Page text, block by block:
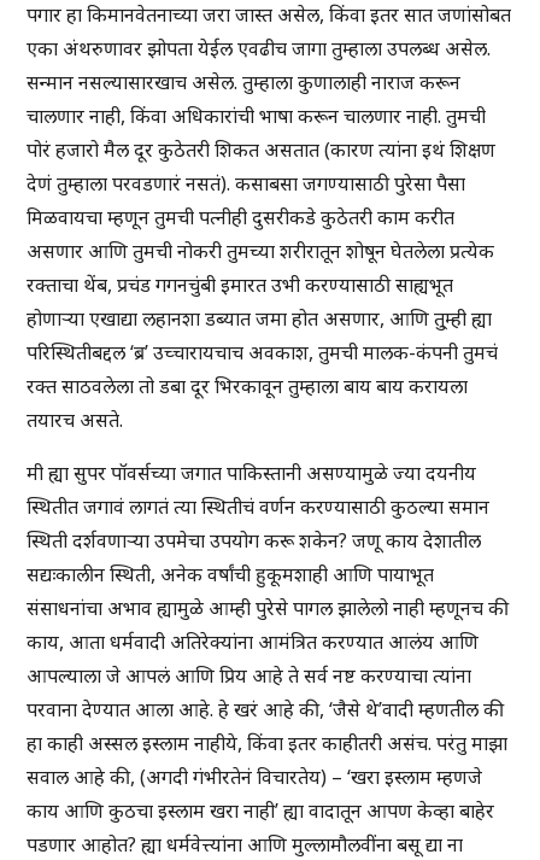
पगार हा किमानवेतनाच्या जरा जास्त असेल, किंवा इतर सात जणांसोबत
एका अंथरुणावर झोपता येईल एवढीच जागा तुम्हाला उपलब्ध असेल.
सन्मान नसल्यासारखाच असेल. तुम्हाला कुणालाही नाराज करून
चालणार नाही, किंवा अधिकारांची भाषा करून चालणार नाही. तुमची
पोरं हजारो मैल दूर कुठेतरी शिकत असतात (कारण त्यांना इथं शिक्षण
देणं तुम्हाला परवडणारं नसतं). कसाबसा जगण्यासाठी पुरेसा पैसा
मिळवायचा म्हणून तुमची पत्नीही दुसरीकडे कुठेतरी काम करीत
असणार आणि तुमची नोकरी तुमच्या शरीरातून शोषून घेतलेला प्रत्येक
रक्ताचा थेंब, प्रचंड गगनचुंबी इमारत उभी करण्यासाठी साह्यभूत
होणाऱ्या एखाद्या लहानशा डब्यात जमा होत असणार, आणि तु्म्ही ह्या
परिस्थितीबद्दल ‘ब्र’ उच्चारायचाच अवकाश, तुमची मालक-कंपनी तुमचं
रक्त साठवलेला तो डबा दूर भिरकावून तुम्हाला बाय बाय करायला
तयारच असते.
मी ह्या सुपर पॉवर्सच्या जगात पाकिस्तानी असण्यामुळे ज्या दयनीय
स्थितीत जगावं लागतं त्या स्थितीचं वर्णन करण्यासाठी कुठल्या समान
स्थिती दर्शवणाऱ्या उपमेचा उपयोग करू शकेन? जणू काय देशातील
सद्यःकालीन स्थिती, अनेक वर्षांची हुकूमशाही आणि पायाभूत
संसाधनांचा अभाव ह्यामुळे आम्ही पुरेसे पागल झालेलो नाही म्हणूनच की
काय, आता धर्मवादी अतिरेक्यांना आमंत्रित करण्यात आलंय आणि
आपल्याला जे आपलं आणि प्रिय आहे ते सर्व नष्ट करण्याचा त्यांना
परवाना देण्यात आला आहे. हे खरं आहे की, ‘जैसे थे’वादी म्हणतील की
हा काही अस्सल इस्लाम नाहीये, किंवा इतर काहीतरी असंच. परंतु माझा
सवाल आहे की, (अगदी गंभीरतेनं विचारतेय) – ‘खरा इस्लाम म्हणजे
काय आणि कुठचा इस्लाम खरा नाही’ ह्या वादातून आपण केव्हा बाहेर
पडणार आहोत? ह्या धर्मवेत्त्यांना आणि मुल्लामौलवींना बसू द्या ना